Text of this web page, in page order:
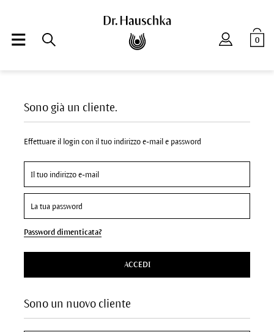
0
Sono un nuovo cliente
Sono già un cliente.
Effettuare il login con il tuo indirizzo e-mail e password
Password dimenticata?
ACCEDI